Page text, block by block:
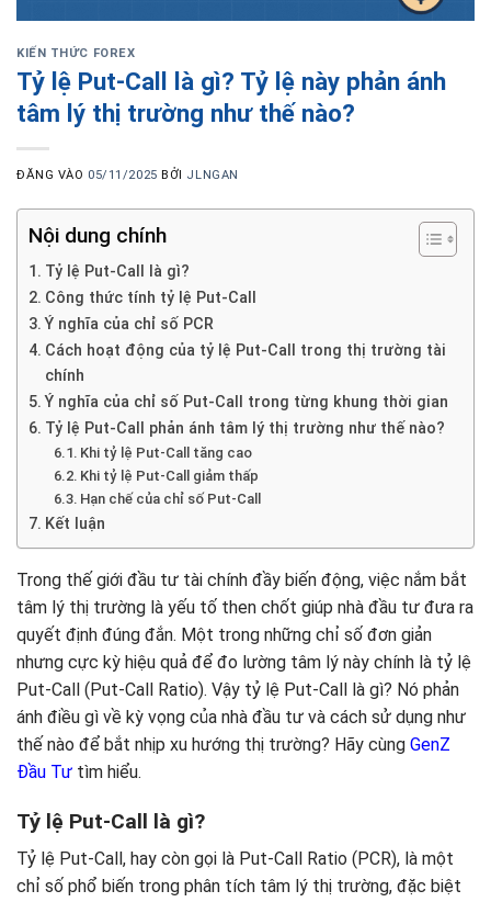
KIẾN THỨC FOREX
Tỷ lệ Put-Call là gì? Tỷ lệ này phản ánh
tâm lý thị trường như thế nào?
ĐĂNG VÀO 05/11/2025 BỞI JLNGAN
Nội dung chính
Tỷ lệ Put-Call là gì?
Công thức tính tỷ lệ Put-Call
Ý nghĩa của chỉ số PCR
Cách hoạt động của tỷ lệ Put-Call trong thị trường tài
chính
Ý nghĩa của chỉ số Put-Call trong từng khung thời gian
Tỷ lệ Put-Call phản ánh tâm lý thị trường như thế nào?
Khi tỷ lệ Put-Call tăng cao
Khi tỷ lệ Put-Call giảm thấp
Hạn chế của chỉ số Put-Call
Kết luận
Trong thế giới đầu tư tài chính đầy biến động, việc nắm bắt
tâm lý thị trường là yếu tố then chốt giúp nhà đầu tư đưa ra
quyết định đúng đắn. Một trong những chỉ số đơn giản
nhưng cực kỳ hiệu quả để đo lường tâm lý này chính là tỷ lệ
Put-Call (Put-Call Ratio). Vậy tỷ lệ Put-Call là gì? Nó phản
ánh điều gì về kỳ vọng của nhà đầu tư và cách sử dụng như
thế nào để bắt nhịp xu hướng thị trường? Hãy cùng GenZ
Đầu Tư tìm hiểu.
Tỷ lệ Put-Call là gì?
Tỷ lệ Put-Call, hay còn gọi là Put-Call Ratio (PCR), là một
chỉ số phổ biến trong phân tích tâm lý thị trường, đặc biệt